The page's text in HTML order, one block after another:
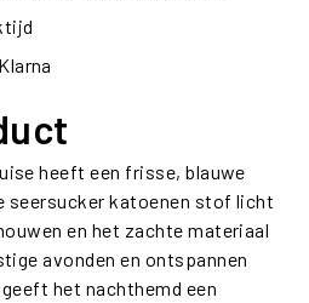
heeft een frisse, blauwe
seersucker katoenen stof licht
en het zachte materiaal
avonden en ontspannen
het nachthemd een